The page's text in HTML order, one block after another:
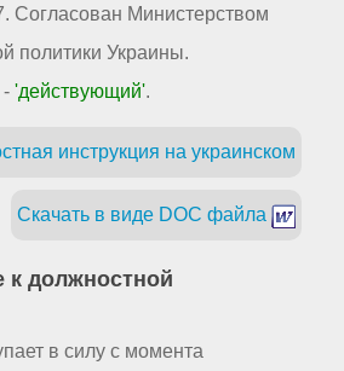
Согласован Министерством
политики Украины.
- 'действующий'.
инструкция на украинском
Скачать в виде DOC файла
к должностной
в силу с момента